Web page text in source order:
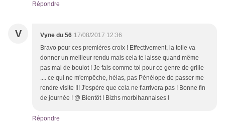
Répondre
V Vyne du 56 17/08/2017 12:36
Bravo pour ces premières croix ! Effectivement, la toile va
donner un meilleur rendu mais cela te laisse quand même
pas mal de boulot ! Je fais comme toi pour ce genre de grille
.... ce qui ne m'empêche, hélas, pas Pénélope de passer me
rendre visite !!! J'espère que cela ne t'arrivera pas ! Bonne fin
de journée ! @ Bientôt ! Bizhs morbihannaises !
Répondre